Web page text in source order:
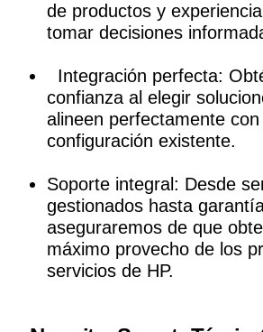
de productos y
tomar decisiones
Integración perfecta:
confianza al elegir
alineen perfectamente con
configuración existente.
Soporte integral: Desde
gestionados hasta
aseguraremos de que
máximo provecho de los
servicios de HP.